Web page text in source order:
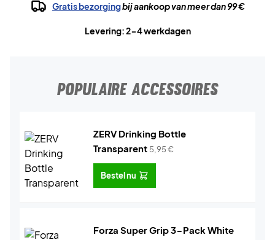
Gratis bezorgingbij aankoop van meer dan 99 €
Levering: 2-4 werkdagen
POPULAIRE ACCESSOIRES
ZERV Drinking Bottle
Transparent 5,95€
Bestel nu
Forza Super Grip 3-Pack White